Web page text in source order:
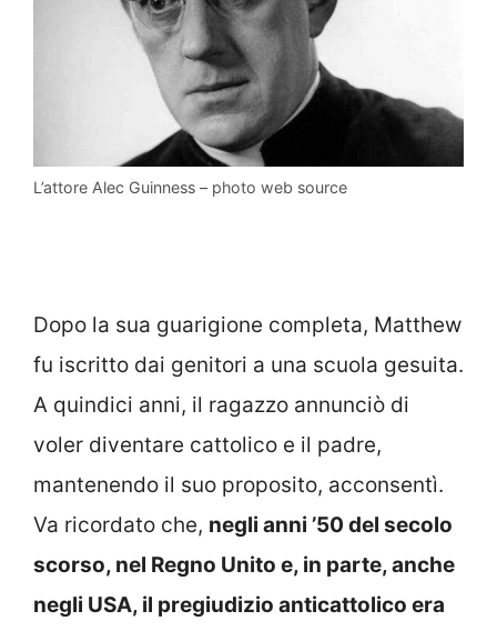
L’attore Alec Guinness – photo web source
Dopo la sua guarigione completa, Matthew
fu iscritto dai genitori a una scuola gesuita.
A quindici anni, il ragazzo annunciò di
voler diventare cattolico e il padre,
mantenendo il suo proposito, acconsentì.
Va ricordato che, negli anni ’50 del secolo
scorso, nel Regno Unito e, in parte, anche
negli USA, il pregiudizio anticattolico era